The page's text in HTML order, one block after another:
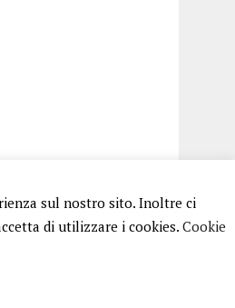
I DIRITTI RISERVATI.
sul nostro sito. Inoltre ci
di utilizzare i cookies. Cookie